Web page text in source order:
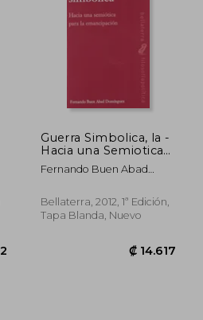
Guerra Simbolica, la -
Hacia una Semiotica
Para la Emancipacion
(Filosofia / Politica)
Fernando Buen Abad
Bellaterra, 2012, 1ª Edición,
Tapa Blanda, Nuevo